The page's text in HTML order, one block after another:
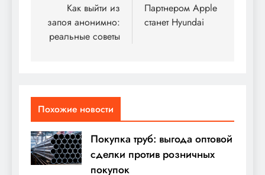
записям
Как выйти из
запоя анонимно:
реальные советы
Партнером Apple
станет Hyundai
Похожие новости
Покупка труб: выгода оптовой
сделки против розничных
покупок